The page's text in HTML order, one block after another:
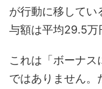
が行動に移してい
与額は平均29.5万
これは「ボーナ
ではありません。